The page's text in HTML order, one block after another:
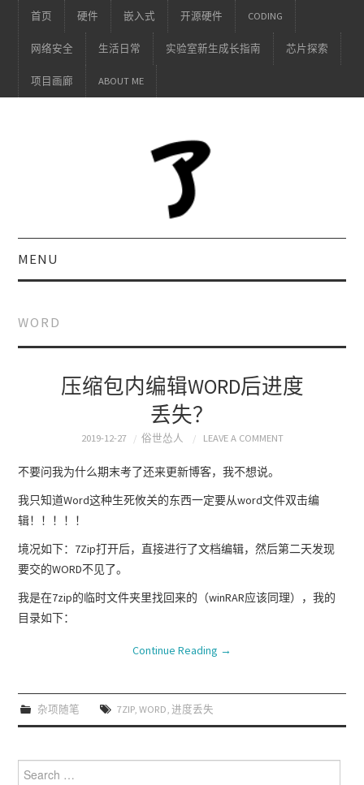
首页 硬件 嵌入式 开源硬件 CODING
网络安全 生活日常 实验室新生成长指南 芯片探索
项目画廊 ABOUT ME
MENU
WORD
压缩包内编辑WORD后进度
丢失？
2019-12-27 俗世怂人 LEAVE A COMMENT
不要问我为什么期末考了还来更新博客，我不想说。
我只知道Word这种生死攸关的东西一定要从word文件双击编
辑！！！！！
境况如下：7Zip打开后，直接进行了文档编辑，然后第二天发现
要交的WORD不见了。
我是在7zip的临时文件夹里找回来的（winRAR应该同理），我的
目录如下：
Continue Reading →
杂项随笔 7ZIP, WORD 进度丢失
Search for: